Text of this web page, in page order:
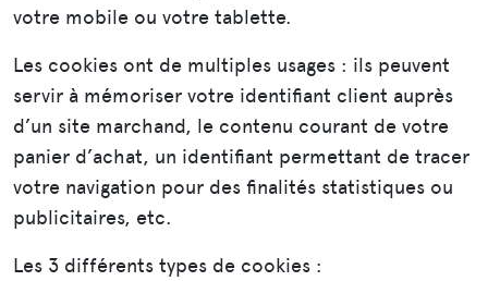
votre mobile ou votre tablette.
Les cookies ont de multiples usages : ils peuvent
servir à mémoriser votre identifiant client auprès
d’un site marchand, le contenu courant de votre
panier d’achat, un identifiant permettant de tracer
votre navigation pour des finalités statistiques ou
publicitaires, etc.
Les 3 différents types de cookies :